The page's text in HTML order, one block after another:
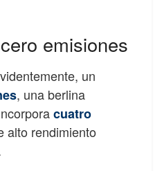
emisiones
un
, una berlina
cuatro
alto rendimiento